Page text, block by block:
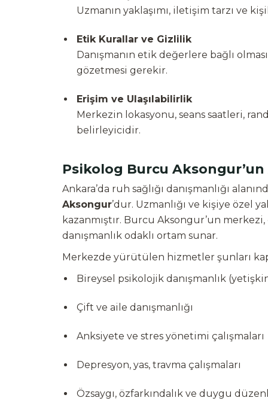
Uzmanın yaklaşımı, iletişim tarzı ve
Etik Kurallar ve Gizlilik
Danışmanın etik değerlere bağlı
gözetmesi gerekir.
Erişim ve Ulaşılabilirlik
Merkezin lokasyonu, seans saatleri,
belirleyicidir.
Psikolog Burcu
Ankara’da ruh sağlığı danışmanlığı
Aksongur’dur. Uzmanlığı ve kişiye özel
kazanmıştır. Burcu Aksongur’un
danışmanlık odaklı ortam sunar.
Merkezde yürütülen hizmetler şunları
Bireysel psikolojik danışmanlık
Çift ve aile danışmanlığı
Anksiyete ve stres yönetimi çalışmaları
Depresyon, yas, travma çalışmaları
Özsaygı, özfarkındalık ve duygu